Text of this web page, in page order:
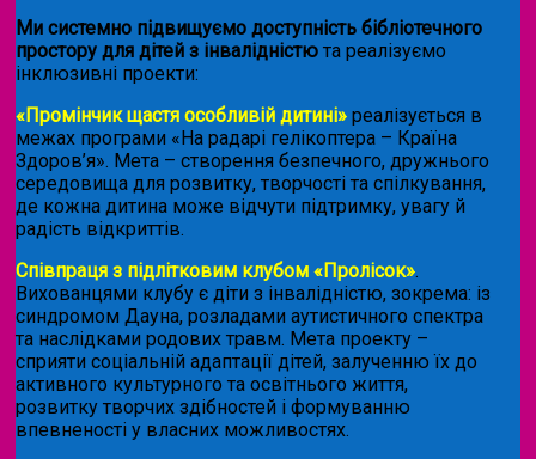
Ми системно підвищуємо доступність бібліотечного
простору для дітей з інвалідністю та реалізуємо
інклюзивні проекти:
«Промінчик щастя особливій дитині» реалізується в
межах програми «На радарі гелікоптера – Країна
Здоров’я». Мета – створення безпечного, дружнього
середовища для розвитку, творчості та спілкування,
де кожна дитина може відчути підтримку, увагу й
радість відкриттів.
Співпраця з підлітковим клубом «Пролісок».
Вихованцями клубу є діти з інвалідністю, зокрема: із
синдромом Дауна, розладами аутистичного спектра
та наслідками родових травм. Мета проекту –
сприяти соціальній адаптації дітей, залученню їх до
активного культурного та освітнього життя,
розвитку творчих здібностей і формуванню
впевненості у власних можливостях.